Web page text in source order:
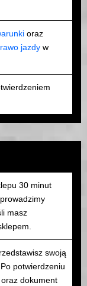
oraz
jazdy w
30 minut
masz
swoją
potwierdzeniu
dokument